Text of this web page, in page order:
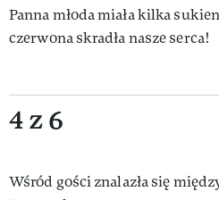
Panna młoda miała kilka
czerwona skradła nasze serca!
4 z 6
Wśród gości znalazła się